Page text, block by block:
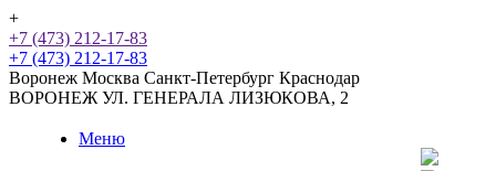
+
+7 (473) 212-17-83
+7 (473) 212-17-83
Воронеж Москва Санкт-Петербург Краснодар
ВОРОНЕЖ УЛ. ГЕНЕРАЛА ЛИЗЮКОВА, 2
Меню